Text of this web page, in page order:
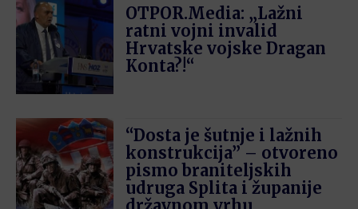
OTPOR.Media: „Lažni
ratni vojni invalid
Hrvatske vojske Dragan
Konta?!“
“Dosta je šutnje i lažnih
konstrukcija” – otvoreno
pismo braniteljskih
udruga Splita i županije